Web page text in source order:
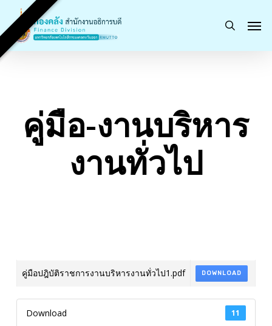
main
content
search
คู่มือ-งานบริหาร
งานทั่วไป
คู่มือปฎิบัติราชการงานบริหารงานทั่วไป1.pdf DOWNLOAD
11
Download